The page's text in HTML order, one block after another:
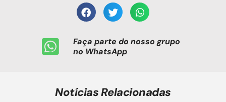
Faça parte do nosso grupo
no WhatsApp
Notícias Relacionadas